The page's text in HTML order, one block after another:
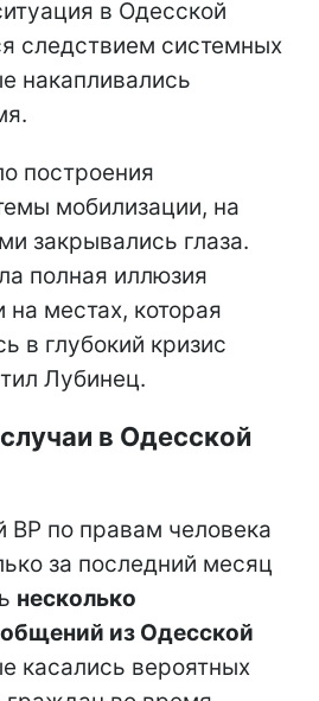
в Одесской
следствием системных
накапливались
построения
мобилизации, на
закрывались глаза.
полная иллюзия
на местах, которая
в глубокий кризис
Лубинец.
в Одесской
ВР по правам человека
за последний месяц
несколько
из Одесской
касались вероятных